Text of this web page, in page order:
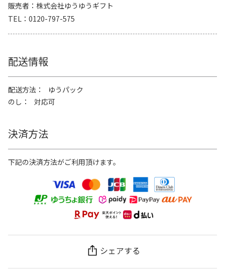
販売者
株式会社ゆうゆうギフト
TEL
0120-797-575
配送情報
配送方法
ゆうパック
のし
対応可
決済方法
下記の決済方法がご利用頂けます。
シェアする